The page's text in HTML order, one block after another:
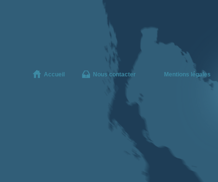
Accueil Nous contacter Mentions légales